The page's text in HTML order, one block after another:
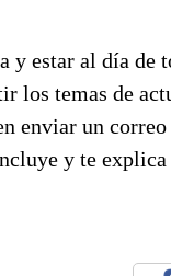
y estar al día de
los temas de
enviar un correo
y te